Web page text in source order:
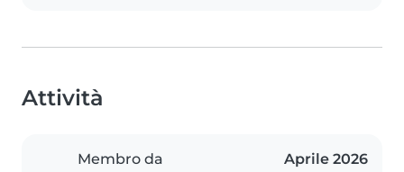
Attività
Membro da Aprile 2026